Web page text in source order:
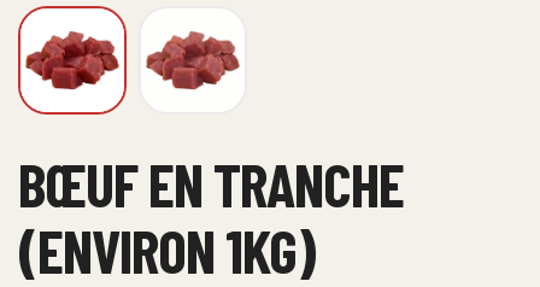
BŒUF EN TRANCHE
(ENVIRON 1KG)